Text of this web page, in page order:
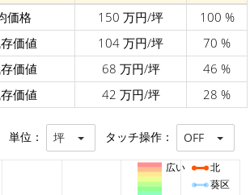
価格
150 万円/坪
100 %
価値
104 万円/坪
70 %
価値
68 万円/坪
46 %
価値
42 万円/坪 28 %
単位： 坪 タッチ操作： OFF
北
葵区
広い